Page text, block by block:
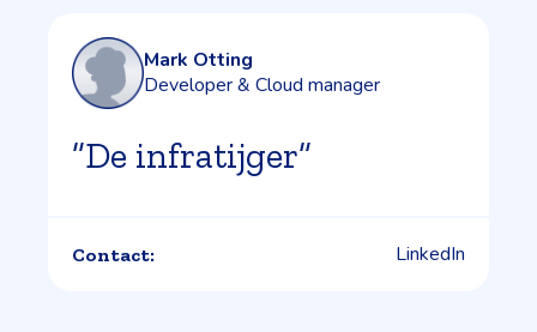
Mark Otting
Developer & Cloud manager
”De infratijger”
Contact: LinkedIn